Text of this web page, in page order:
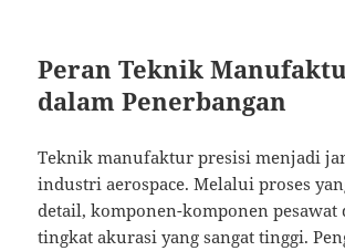
Peran Teknik
dalam Penerbangan
Teknik manufaktur presisi menjadi
industri aerospace. Melalui proses
detail, komponen-komponen pesawat
tingkat akurasi yang sangat tinggi.